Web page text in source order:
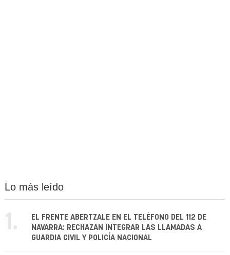
Lo más leído
1.
EL FRENTE ABERTZALE EN EL TELÉFONO DEL 112 DE
NAVARRA: RECHAZAN INTEGRAR LAS LLAMADAS A
GUARDIA CIVIL Y POLICÍA NACIONAL